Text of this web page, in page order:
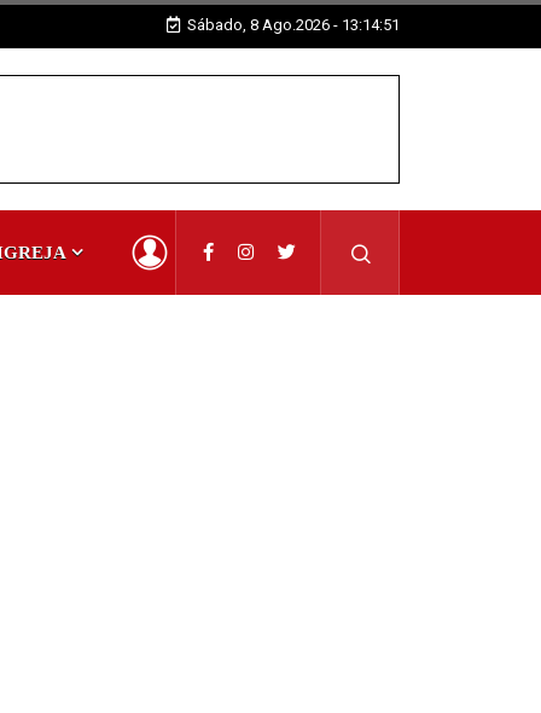
Sábado, 8 Ago.2026 - 13:14:52